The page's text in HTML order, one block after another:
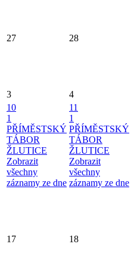
27 28
3 4
10
1
PŘÍMĚSTSKÝ
TÁBOR
ŽLUTICE
Zobrazit
všechny
záznamy ze dne
11
1
PŘÍMĚSTSKÝ
TÁBOR
ŽLUTICE
Zobrazit
všechny
záznamy ze dne
17 18